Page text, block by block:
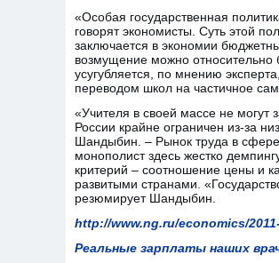
«Особая государственная
говорят экономисты. Суть этой
заключается в экономии
возмущение можно относительно
усугубляется, по мнению
переводом школ на частичное
«Учителя в своей массе не могут
России крайне ограничен из-за
Шандыбин. – Рынок труда в сфере
монополист здесь жестко
критерий – соотношение цены и
развитыми странами.
резюмирует Шандыбин.
http://www.ng.ru/economics/
Реальные зарплаты наших